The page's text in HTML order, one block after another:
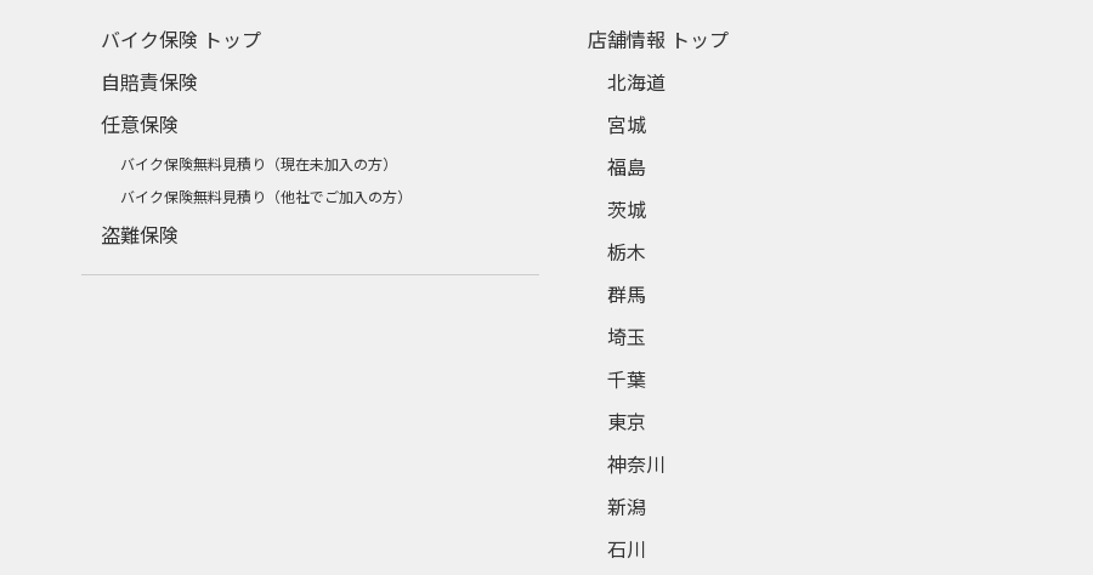
バイク保険 トップ
自賠責保険
任意保険
バイク保険無料見積り（現在未加入の方）
バイク保険無料見積り（他社でご加入の方）
盗難保険
店舗情報 トップ
北海道
宮城
福島
茨城
栃木
群馬
埼玉
千葉
東京
神奈川
新潟
石川